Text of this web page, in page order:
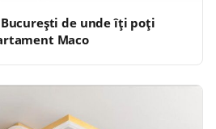
de unde îți poți
Maco